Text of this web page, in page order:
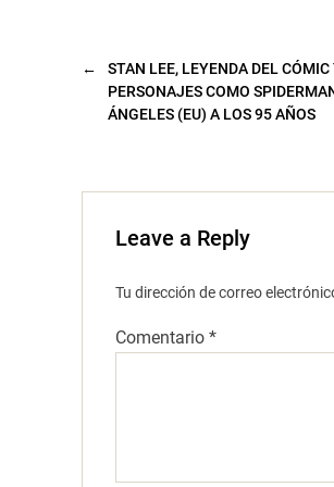
a
)
←
STAN LEE, LEYENDA DEL
PERSONAJES COMO
ÁNGELES (EU) A LOS 95 AÑOS
Leave a Reply
Tu dirección de correo
Comentario *